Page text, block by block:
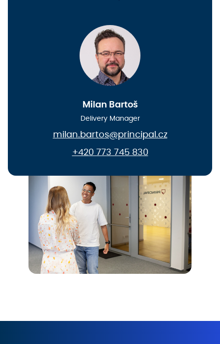
Milan Bartoš
Delivery Manager
milan.bartos@principal.cz
+420 773 745 830